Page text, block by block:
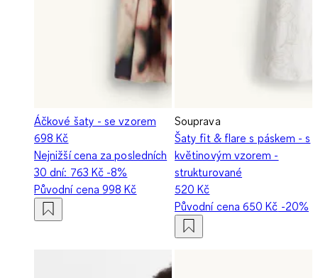
Áčkové šaty - se vzorem
698 Kč
Nejnižší cena za posledních
30 dní: 763 Kč -8%
Původní cena998 Kč
Souprava
Šaty fit & flare s páskem - s
květinovým vzorem -
strukturované
520 Kč
Původní cena650 Kč -20%